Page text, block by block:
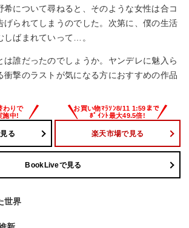
希について尋ねると、そのような女性は合コ
げられてしまうのでした。次第に、僕の生活
しばまれていって…。
は誰だったのでしょうか。ヤンデレに魅入ら
衝撃のラストが気になる方におすすめの作品
る 楽天市場で見る
BookLiveで見る
世界